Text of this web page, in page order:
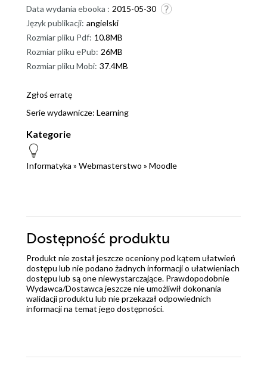
Data wydania ebooka : 2015-05-30
Język publikacji: angielski
Rozmiar pliku Pdf: 10.8MB
Rozmiar pliku ePub: 26MB
Rozmiar pliku Mobi: 37.4MB
Zgłoś erratę
Serie wydawnicze: Learning
Kategorie
Informatyka » Webmasterstwo » Moodle
Dostępność produktu
Produkt nie został jeszcze oceniony pod kątem ułatwień
dostępu lub nie podano żadnych informacji o ułatwieniach
dostępu lub są one niewystarczające. Prawdopodobnie
Wydawca/Dostawca jeszcze nie umożliwił dokonania
walidacji produktu lub nie przekazał odpowiednich
informacji na temat jego dostępności.